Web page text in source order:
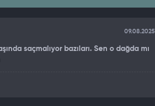
09.08.2025
saçmalıyor bazıları. Sen o dağda mı